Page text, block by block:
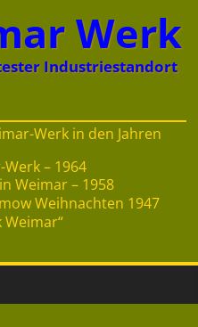
Werk
Industriestandort
Werk in den Jahren
– 1964
Weimar – 1958
Weihnachten 1947
Weimar“